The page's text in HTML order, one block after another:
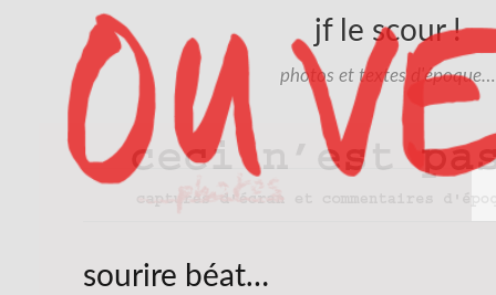
jf le scour !
photos et textes d'époque…
sourire béat…